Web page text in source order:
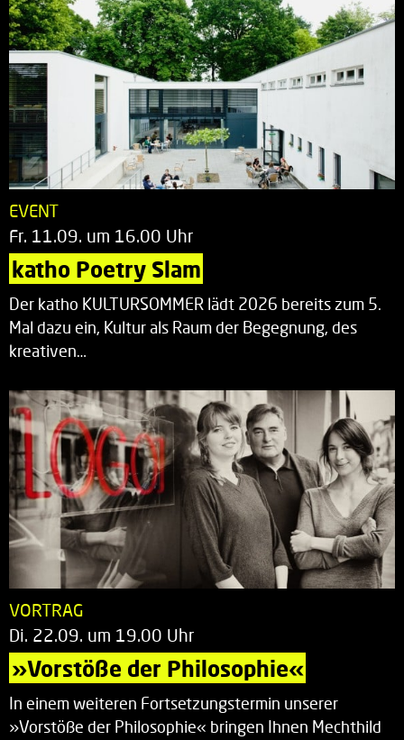
EVENT
Fr. 11.09. um 16.00 Uhr
katho Poetry Slam
Der katho KULTURSOMMER lädt 2026 bereits zum 5.
Mal dazu ein, Kultur als Raum der Begegnung, des
kreativen…
VORTRAG
Di. 22.09. um 19.00 Uhr
»Vorstöße der Philosophie«
In einem weiteren Fortsetzungstermin unserer
»Vorstöße der Philosophie« bringen Ihnen Mechthild